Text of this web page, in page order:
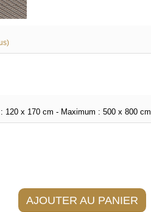
120 x 170 cm - Maximum : 500 x 800 cm
AJOUTER AU PANIER